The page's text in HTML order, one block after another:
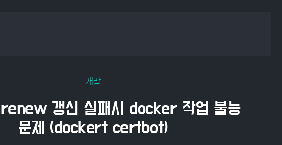
개발
갱신 실패시 docker 작업 불능
문제 (dockert certbot)